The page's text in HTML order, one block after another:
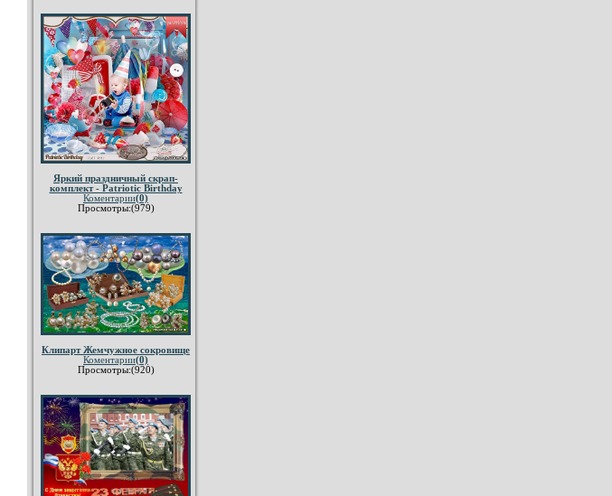
Яркий праздничный скрап-
комплект - Patriotic Birthday
Коментарии(0)
Просмотры:(979)
Клипарт Жемчужное сокровище
Коментарии(0)
Просмотры:(920)